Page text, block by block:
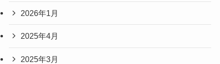
2026年1月
2025年4月
2025年3月